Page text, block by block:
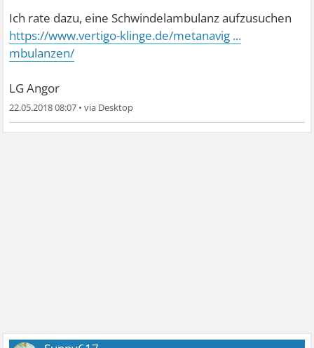
Ich rate dazu, eine Schwindelambulanz aufzusuchen
https://www.vertigo-klinge.de/metanavig ...
mbulanzen/
LG Angor
22.05.2018 08:07 •